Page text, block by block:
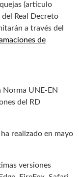
(artículo
Real Decreto
a través del
de
Norma UNE-EN
del RD
realizado en mayo
versiones